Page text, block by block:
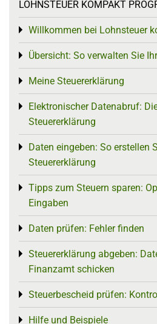
LOHNSTEUER KOMPAKT
Willkommen bei Lohnsteuer
Toggle menu
Übersicht: So verwalten Sie
Toggle menu
Meine Steuererklärung
Toggle menu
Elektronischer Datenabruf:
Steuererklärung
Toggle menu
Daten eingeben: So erstellen
Steuererklärung
Toggle menu
Tipps zum Steuern sparen:
Eingaben
Toggle menu
Daten prüfen: Fehler finden
Toggle menu
Steuererklärung abgeben:
Finanzamt schicken
Toggle menu
Steuerbescheid prüfen:
Toggle menu
Hilfe und Beispiele
Toggle menu